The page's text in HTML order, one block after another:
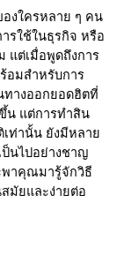
งใครหลาย ๆ คน
รใช้ในธุรกิจ หรือ
แต่เมื่อพูดถึงการ
อมสำหรับการ
ทางออกยอดฮิตที่
น แต่การทำสิน
ท่านั้น ยังมีหลาย
นไปอย่างชาญ
พาคุณมารู้จักวิธี
มัยและง่ายต่อ